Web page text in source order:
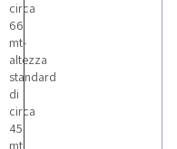
circa
66
mt-
altezza
standard
di
circa
45
mt